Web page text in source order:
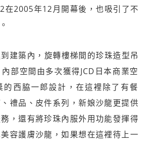
2005年12月開幕後，也吸引了不
建築內，旋轉樓梯間的珍珠造型吊
部空間由多次獲得JCD日本商業空
的西脇一郎設計，在這裡除了有餐
、禮品、皮件系列，新娘沙龍更提供
，還有將珍珠內服外用功能發揮得
容護膚沙龍，如果想在這裡待上一